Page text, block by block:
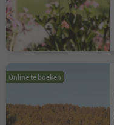
Online te boeken